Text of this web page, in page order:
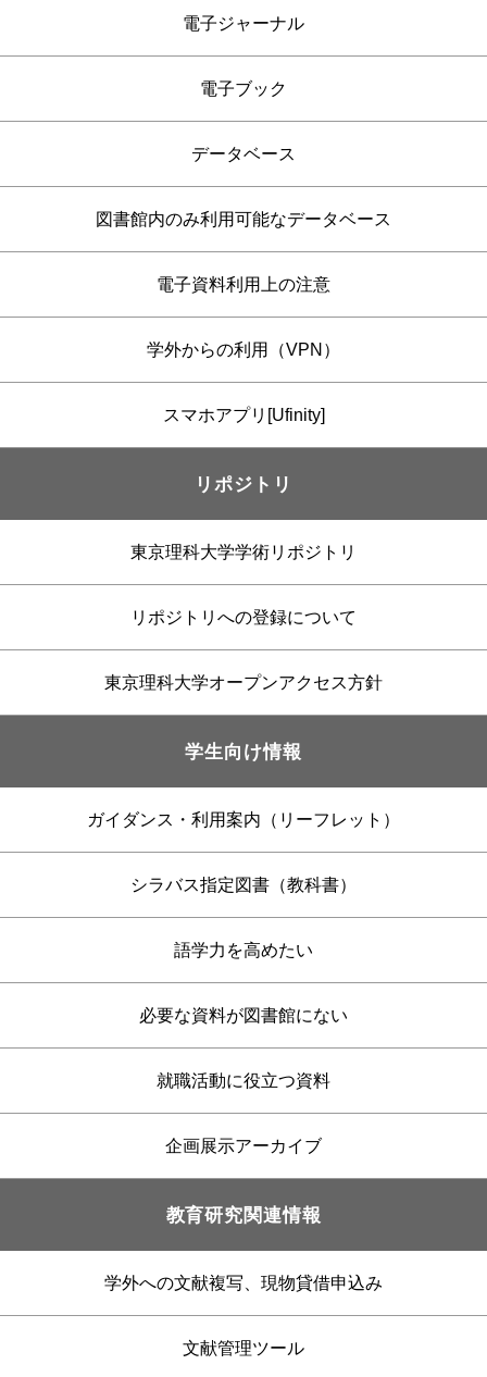
電子ジャーナル
電子ブック
データベース
図書館内のみ利用可能なデータベース
電子資料利用上の注意
学外からの利用（VPN）
スマホアプリ[Ufinity]
リポジトリ
東京理科大学学術リポジトリ
リポジトリへの登録について
東京理科大学オープンアクセス方針
学生向け情報
ガイダンス・利用案内（リーフレット）
シラバス指定図書（教科書）
語学力を高めたい
必要な資料が図書館にない
就職活動に役立つ資料
企画展示アーカイブ
教育研究関連情報
学外への文献複写、現物貸借申込み
文献管理ツール